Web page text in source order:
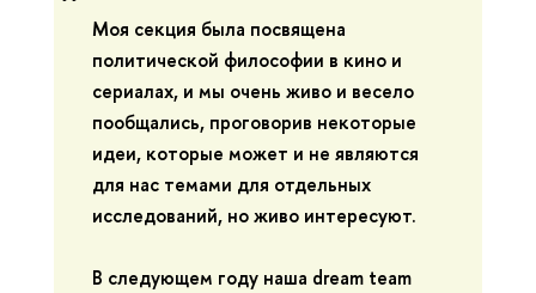
Моя секция была посвящена
политической философии в кино и
сериалах, и мы очень живо и весело
пообщались, проговорив некоторые
идеи, которые может и не являются
для нас темами для отдельных
исследований, но живо интересуют.
В следующем году наша dream team